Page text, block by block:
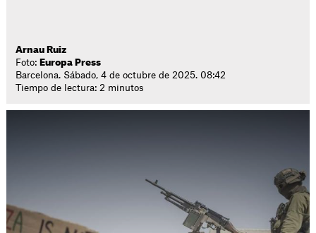
Arnau Ruiz
Foto: Europa Press
Barcelona. Sábado, 4 de octubre de 2025. 08:42
Tiempo de lectura: 2 minutos